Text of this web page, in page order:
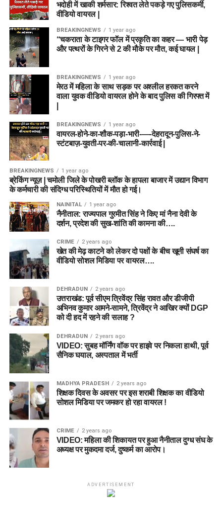
भदोही में खाकी शर्मसार: रिश्वत लेते पकड़े गए पुलिसकर्मी,
वीडियो वायरल |
BREAKINGNEWS 1 year ago
“चकराता के टाइगर फॉल में प्रकृति का कहर — भारी पेड़
और पत्थरों के गिरने से 2 की मौके पर मौत, कई घायल |
BREAKINGNEWS 1 year ago
मेरठ में महिला के साथ सड़क पर अश्लील हरकत करने
वाला युवक वीडियो वायरल होने के बाद पुलिस की गिरफ्त में
BREAKINGNEWS 1 year ago
वायरल-होने-का-शौक-पड़ा-भारी-—-देहरादून-पुलिस-ने-
स्टंटबाज़-युवती-पर-की-चालानी-कार्रवाई |
BREAKINGNEWS 1 year ago
ब्रेकिंग न्यूज़ | चमोली जिले के पोखरी ब्लॉक के हापला बाजार में उद्यान विभाग
के कर्मचारी की संदिग्ध परिस्थितियों में मौत हो गई।
NAINITAL 1 year ago
नैनीताल: राज्यपाल गुरमीत सिंह ने किए मां नैना देवी के
दर्शन, प्रदेश की सुख-शांति की कामना की….
CRIME 2 years ago
खेत की मेढ़ काटने को लेकर दो पक्षों के बीच खूनी संघर्ष का
वीडियो सोशल मिडिया पर वायरल….
DEHRADUN 2 years ago
उत्तराखंड: पूर्व सीएम त्रिवेंद्र सिंह रावत और डीजीपी
अभिनव कुमार आमने-सामने, त्रिवेंद्र ने आखिर क्यों DGP
को दी हद में रहने की सलाह ?
DEHRADUN 2 years ago
VIDEO: सुबह मॉर्निंग वॉक पर हाइवे पर निकला हाथी, पूर्व
सैनिक घयाल, अस्पताल में भर्ती
MADHYA PRADESH 2 years ago
शिक्षक दिवस के अवसर पर इस शराबी शिक्षक का वीडियो
सोशल मिडिया पर जमकर हो रहा वायरल !
CRIME 2 years ago
VIDEO: महिला की शिकायत पर हुआ नैनीताल दुग्ध संघ के
अध्यक्ष पर मुकदमा दर्ज, दुष्कर्म का आरोप।
ADVERTISEMENT